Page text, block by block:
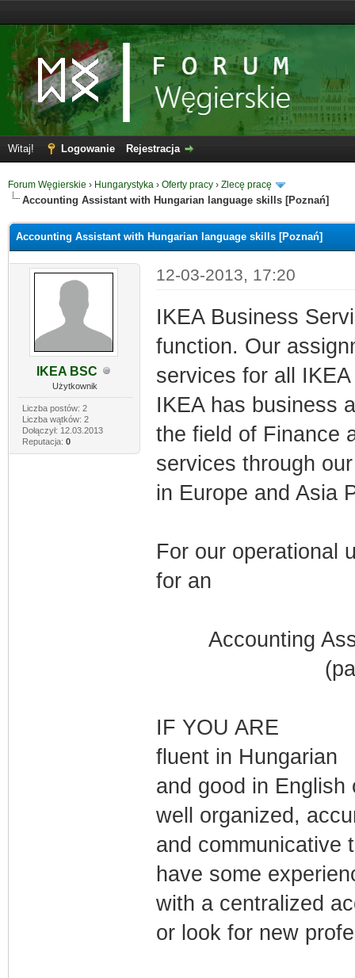
Witaj! Logowanie Rejestracja
Forum Węgierskie › Hungarystyka › Oferty pracy › Zlecę pracę
Accounting Assistant with Hungarian language skills [Poznań]
Accounting Assistant with Hungarian language skills [Poznań]
IKEA BSC
Użytkownik
Liczba postów: 2
Liczba wątków: 2
Dołączył: 12.03.2013
Reputacja: 0
12-03-2013, 17:20
IKEA Business
function. Our
services for all
IKEA has business
the field of Finance
services through
in Europe and Asia
For our operational
for an
Accounting
IF YOU ARE
fluent in Hungarian
and good in English
well organized,
and communicative
have some
with a centralized
or look for new